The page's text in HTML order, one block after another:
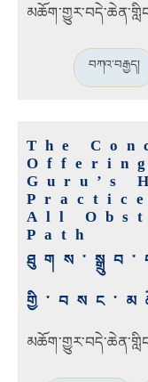
བཀའ་བརྒྱད།
The
Guru’s
All
Path